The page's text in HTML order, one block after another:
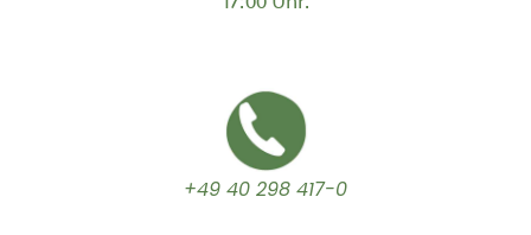
+49 40 298 417-0